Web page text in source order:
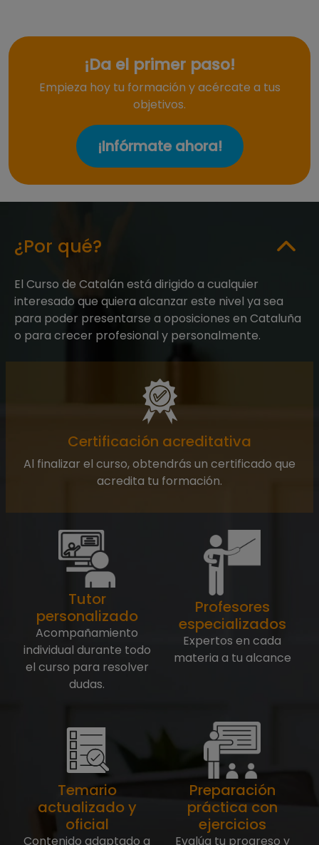
¡Da el primer paso!
Empieza hoy tu formación y acércate a tus
objetivos.
¡Infórmate ahora!
¿Por qué?
El Curso de Catalán está dirigido a cualquier
interesado que quiera alcanzar este nivel ya sea
para poder presentarse a oposiciones en Cataluña
o para crecer profesional y personalmente.
Certificación acreditativa
Al finalizar el curso, obtendrás un certificado que
acredita tu formación.
Tutor
personalizado
Acompañamiento
individual durante todo
el curso para resolver
dudas.
Profesores
especializados
Expertos en cada
materia a tu alcance
Temario
actualizado y
oficial
Contenido adaptado a
Preparación
práctica con
ejercicios
Evalúa tu progreso y